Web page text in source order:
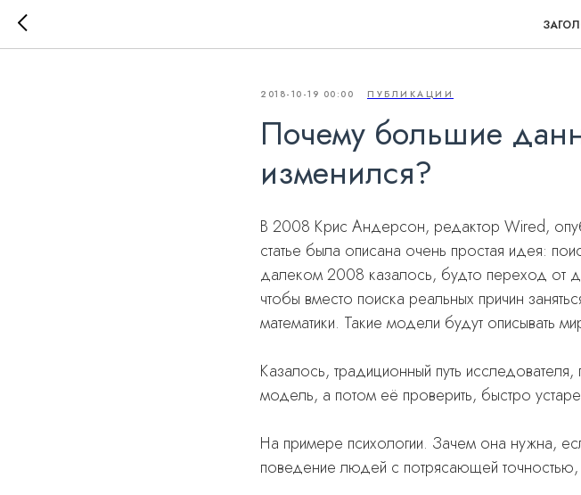
2018-10-19 00:00 ПУБЛИКАЦИИ
Почему большие
изменился?
В 2008 Крис Андерсон, редактор Wired,
статье была описана очень простая идея:
далеком 2008 казалось, будто переход от
чтобы вместо поиска реальных причин
математики. Такие модели будут описывать
Казалось, традиционный путь
модель, а потом её проверить, быстро
На примере психологии. Зачем она нужна,
поведение людей с потрясающей точностью,